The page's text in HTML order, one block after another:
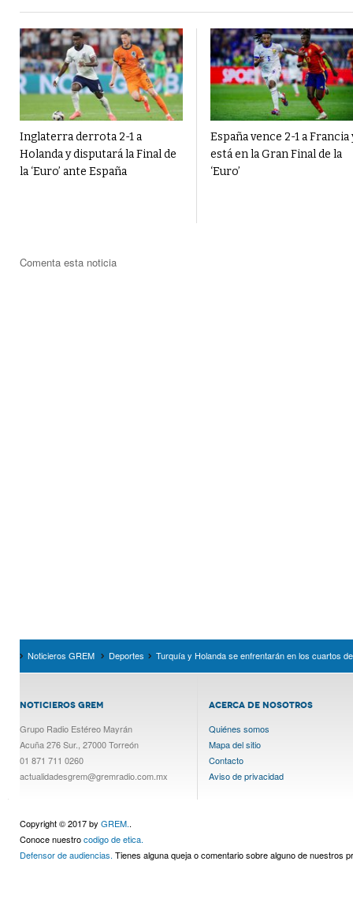
Inglaterra derrota 2-1 a
Holanda y disputará la Final de
la ‘Euro’ ante España
España vence 2-1 a Francia
está en la Gran Final de la
‘Euro’
Comenta esta noticia
Noticieros GREM Deportes Turquía y Holanda se enfrentarán en los cuartos de
NOTICIEROS GREM
Grupo Radio Estéreo Mayrán
Acuña 276 Sur., 27000 Torreón
01 871 711 0260
actualidadesgrem@gremradio.com.mx
ACERCA DE NOSOTROS
Quiénes somos
Mapa del sitio
Contacto
Aviso de privacidad
Copyright © 2017 by GREM..
Conoce nuestrocodigo de etica.
Defensor de audiencias. Tienes alguna queja o comentario sobre alguno de nuestros